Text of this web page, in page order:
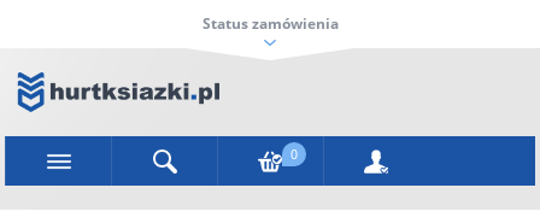
Status zamówienia
0